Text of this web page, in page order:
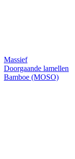
Massief
Doorgaande lamellen
Bamboe (MOSO)